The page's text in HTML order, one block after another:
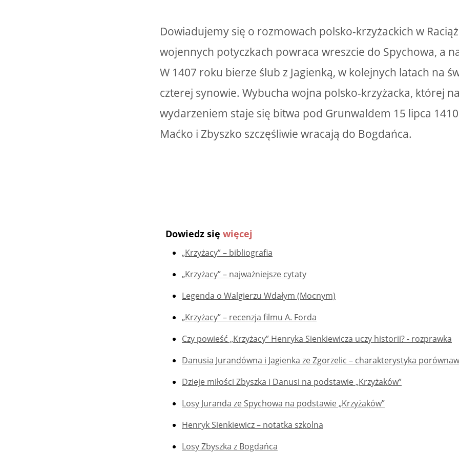
Dowiadujemy się o rozmowach polsko-krzyżackich w
wojennych potyczkach powraca wreszcie do Spychowa, a
W 1407 roku bierze ślub z Jagienką, w kolejnych latach na
czterej synowie. Wybucha wojna polsko-krzyżacka, której
wydarzeniem staje się bitwa pod Grunwaldem 15 lipca
Maćko i Zbyszko szczęśliwie wracają do Bogdańca.
Dowiedz się więcej
„Krzyżacy” – bibliografia
„Krzyżacy” – najważniejsze cytaty
Legenda o Walgierzu Wdałym (Mocnym)
„Krzyżacy” – recenzja filmu A. Forda
Czy powieść „Krzyżacy” Henryka Sienkiewicza uczy historii? - rozprawka
Danusia Jurandówna i Jagienka ze Zgorzelic – charakterystyka
Dzieje miłości Zbyszka i Danusi na podstawie „Krzyżaków”
Losy Juranda ze Spychowa na podstawie „Krzyżaków”
Henryk Sienkiewicz – notatka szkolna
Losy Zbyszka z Bogdańca